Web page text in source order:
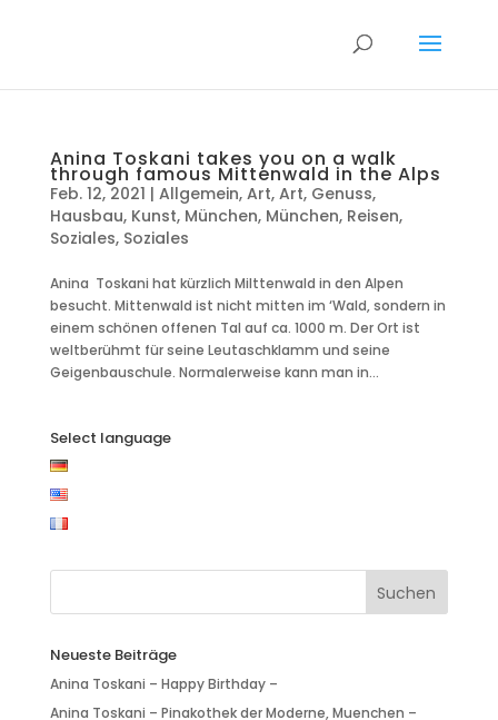
Anina Toskani takes you on a walk
through famous Mittenwald in the Alps
Feb. 12, 2021 | Allgemein, Art, Art, Genuss,
Hausbau, Kunst, München, München, Reisen,
Soziales, Soziales
Anina Toskani hat kürzlich Milttenwald in den Alpen
besucht. Mittenwald ist nicht mitten im ‘Wald, sondern in
einem schönen offenen Tal auf ca. 1000 m. Der Ort ist
weltberühmt für seine Leutaschklamm und seine
Geigenbauschule. Normalerweise kann man in...
Select language
Neueste Beiträge
Anina Toskani – Happy Birthday –
Anina Toskani – Pinakothek der Moderne, Muenchen –